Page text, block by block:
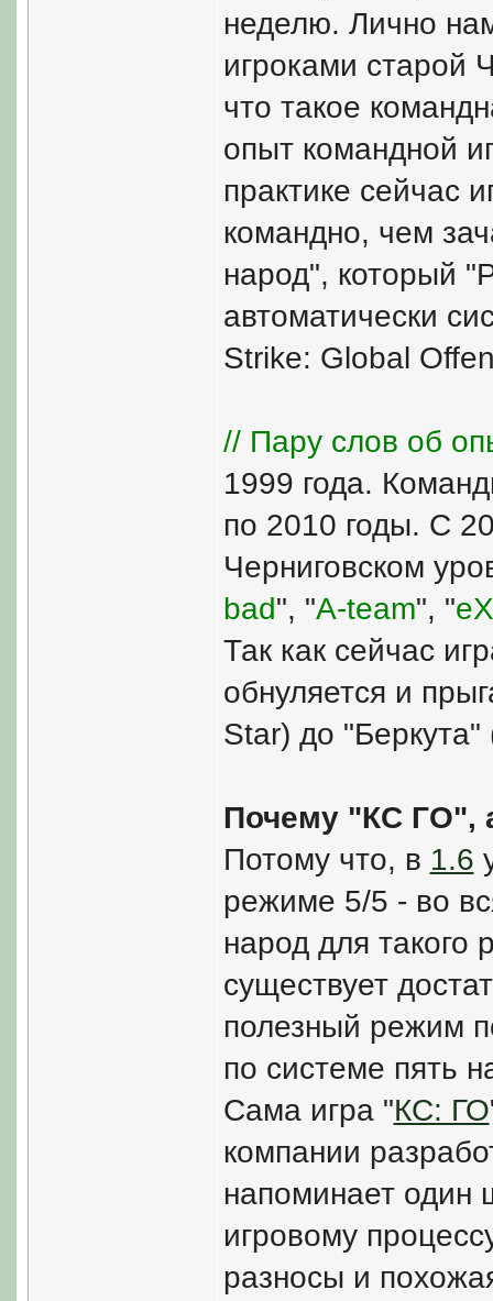
неделю. Лично
игроками старой
что такое
опыт командной
практике сейчас
командно, чем
народ", который
автоматически
Strike: Global
// Пару слов об
1999 года.
по 2010 годы. С
Черниговском
bad", "A-team", "
Так как сейчас
обнуляется и
Star) до
Почему "КС ГО",
Потому что, в 1.6
режиме 5/5 - во
народ для
существует
полезный режим
по системе пять
Сама игра "КС: ГО
компании
напоминает один
игровому
разносы и